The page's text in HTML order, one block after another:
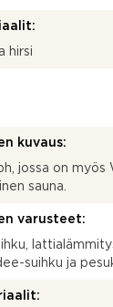
hirsi
kuvaus:
jossa on myös
sauna.
varusteet:
suihku ja